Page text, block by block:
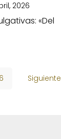
2026
«Del
6 Siguiente